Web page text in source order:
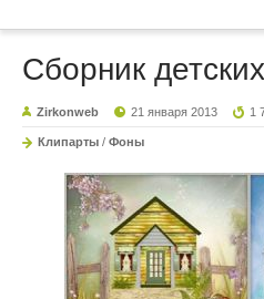
Сборник
Zirkonweb 21 января 2013 1
Клипарты / Фоны